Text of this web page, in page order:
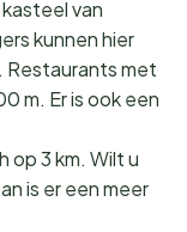
van
kunnen hier
met
m. Er is ook een
op 3 km. Wilt u
is er een meer